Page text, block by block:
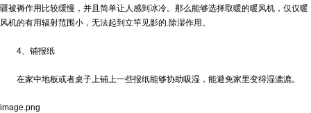
疆被褥作用比较缓慢，并且简单让人感到冰冷。那么能够选择取暖的暖风机，仅仅暖
风机的有用辐射范围小，无法起到立竿见影的.除湿作用。
4、铺报纸
在家中地板或者桌子上铺上一些报纸能够协助吸湿，能避免家里变得湿漉漉。
image.png